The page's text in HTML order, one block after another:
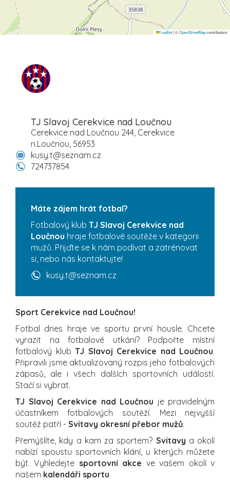
Leaflet|©OpenStreetMapcontributors
TJ Slavoj Cerekvice nad Loučnou
Cerekvice nad Loučnou 244, Cerekvice
n.Loučnou, 56953
kusy.t@seznam.cz
724737854
Máte zájem hrát fotbal?
Fotbalový klub TJ Slavoj Cerekvice nad
Loučnou hraje fotbalové soutěže v kategorii
mužů. Přijďte se k nám podívat a zatrénovat
si, nebo nás kontaktujte!
kusy.t@seznam.cz
Sport Cerekvice nad Loučnou!
Fotbal dnes hraje ve sportu první housle. Chcete
vyrazit na fotbalové utkání? Podpořte místní
fotbalový klub TJ Slavoj Cerekvice nad Loučnou.
Připravili jsme aktualizovaný rozpis jeho fotbalových
zápasů, ale i všech dalších sportovních událostí.
Stačí si vybrat.
TJ Slavoj Cerekvice nad Loučnou je pravidelným
účastníkem fotbalových soutěží. Mezi nejvyšší
soutěž patří - Svitavy okresní přebor mužů.
Přemýšlíte, kdy a kam za sportem? Svitavy a okolí
nabízí spoustu sportovních klání, u kterých můžete
být. Vyhledejte sportovní akce ve vašem okolí v
našem kalendáři sportu.